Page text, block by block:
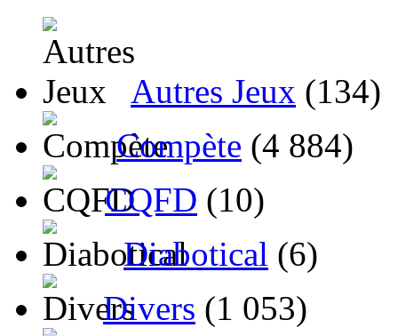
Autres Jeux (134)
Compète (4 884)
CQFD (10)
Diabotical (6)
Divers (1 053)